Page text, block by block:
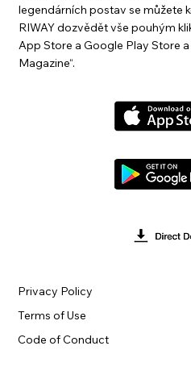
legendárních postav se můžete
RIWAY dozvědět vše pouhým
App Store a Google Play Store
Magazine“.
Terms of Use
Privacy Policy
Code of Conduct